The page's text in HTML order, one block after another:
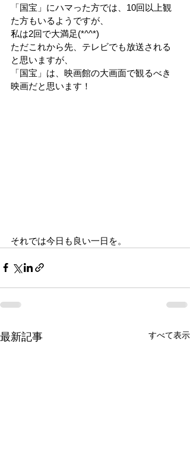
「国宝」にハマった方では、10回以上観
た方もいるようですが、
私は2回で大満足(*^^*)
ただこれから先、テレビでも放送される
と思いますが、
「国宝」は、映画館の大画面で観るべき
映画だと思います！
それでは今日も良い一日を。
最新記事 すべて表示